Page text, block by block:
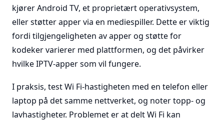
kjører Android TV, et proprietært operativsystem,
eller støtter apper via en mediespiller. Dette er viktig
fordi tilgjengeligheten av apper og støtte for
kodeker varierer med plattformen, og det påvirker
hvilke IPTV-apper som vil fungere.
I praksis, test Wi Fi-hastigheten med en telefon eller
laptop på det samme nettverket, og noter topp- og
lavhastigheter. Problemet er at delt Wi Fi kan